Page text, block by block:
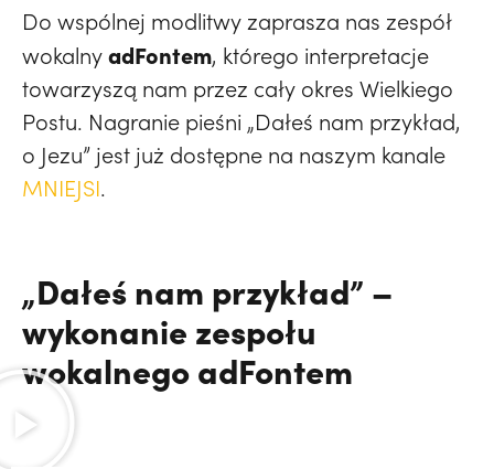
Do wspólnej modlitwy zaprasza nas zespół
wokalnyadFontem, którego interpretacje
towarzyszą nam przez cały okres Wielkiego
Postu. Nagranie pieśni „Dałeś nam przykład,
o Jezu” jest już dostępne na naszym kanale
MNIEJSI.
„Dałeś nam przykład” –
wykonanie zespołu
wokalnego adFontem